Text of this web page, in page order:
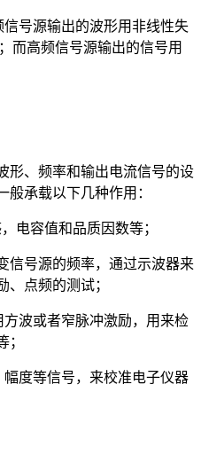
号源输出的波形用非线性失
而高频信号源输出的信号用
形、频率和输出电流信号的设
承载以下几种作用：
电容值和品质因数等；
信号源的频率，通过示波器来
点频的测试；
波或者窄脉冲激励，用来检
度等信号，来校准电子仪器